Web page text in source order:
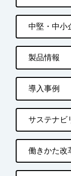
中堅・中小
製品情報
導入事例
サステナビ
働きかた改